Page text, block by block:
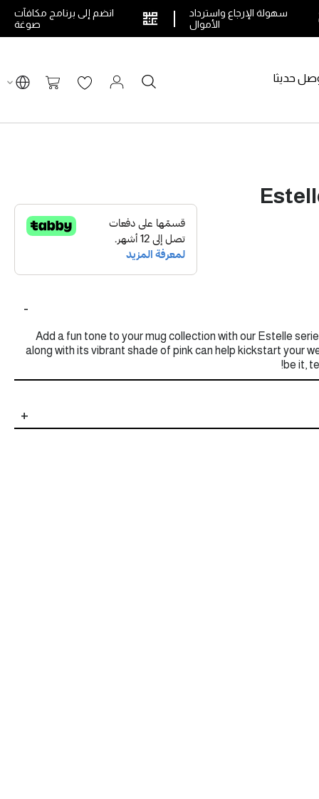
سهولة الإرجاع واسترداد
الأموال
انضم إلى برنامج مكافآت
صوغة
سلة التسوق بحث حديثا
Add a fun tone to your mug collection with our Estelle
along with its vibrant shade of pink can help kickstart your
be it,